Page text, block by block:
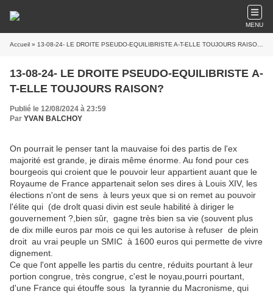
MENU
Accueil » 13-08-24- LE DROITE PSEUDO-EQUILIBRISTE A-T-ELLE TOUJOURS RAISON?
13-08-24- LE DROITE PSEUDO-EQUILIBRISTE A-
T-ELLE TOUJOURS RAISON?
Publié le 12/08/2024 à 23:59
Par YVAN BALCHOY
On pourrait le penser tant la mauvaise foi des partis de l'ex
majorité est grande, je dirais même énorme. Au fond pour ces
bourgeois qui croient que le pouvoir leur appartient auant que le
Royaume de France appartenait selon ses dires à Louis XIV, les
élections n'ont de sens à leurs yeux que si on remet au pouvoir
l'élite qui (de drolt quasi divin est seule habilité à diriger le
gouvernement ?,bien sûr, gagne très bien sa vie (souvent plus
de dix mille euros par mois ce qui les autorise à refuser de plein
droit au vrai peuple un SMIC à 1600 euros qui permette de vivre
dignement.
Ce que l'ont appelle les partis du centre, réduits pourtant à leur
portion congrue, très congrue, c'est le noyau,pourri pourtant,
d'une France qui étouffe sous la tyrannie du Macronisme, qui